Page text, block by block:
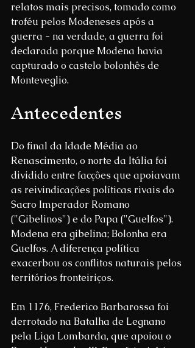
relatos mais precisos, tomado como
troféu pelos Modeneses após a
guerra - na verdade, a guerra foi
declarada porque Modena havia
capturado o castelo bolonhês de
Monteveglio.
Antecedentes
Do final da Idade Média ao
Renascimento, o norte da Itália foi
dividido entre facções que apoiavam
as reivindicações políticas rivais do
Sacro Imperador Romano
("Gibelinos") e do Papa ("Guelfos").
Modena era gibelina; Bolonha era
Guelfos. A diferença política
exacerbou os conflitos naturais pelos
territórios fronteiriços.
Em 1176, Frederico Barbarossa foi
derrotado na Batalha de Legnano
pela Liga Lombarda, que apoiou o